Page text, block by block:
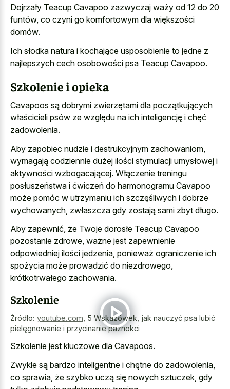
Dojrzały Teacup Cavapoo zazwyczaj waży od 12 do 20
funtów, co czyni go komfortowym dla większości
domów.
Ich słodka natura i kochające usposobienie to jedne z
najlepszych cech osobowości psa Teacup Cavapoo.
Szkolenie i opieka
Cavapoos są dobrymi zwierzętami dla początkujących
właścicieli psów ze względu na ich inteligencję i chęć
zadowolenia.
Aby zapobiec nudzie i destrukcyjnym zachowaniom,
wymagają codziennie dużej ilości stymulacji umysłowej i
aktywności wzbogacającej. Włączenie treningu
posłuszeństwa i ćwiczeń do harmonogramu Cavapoo
może pomóc w utrzymaniu ich szczęśliwych i dobrze
wychowanych, zwłaszcza gdy zostają sami zbyt długo.
Aby zapewnić, że Twoje dorosłe Teacup Cavapoo
pozostanie zdrowe, ważne jest zapewnienie
odpowiedniej ilości jedzenia, ponieważ ograniczenie ich
spożycia może prowadzić do niezdrowego,
krótkotrwałego zachowania.
Szkolenie
Źródło: youtube.com 5 Wskazówek, jak nauczyć psa lubić
pielęgnowanie i przycinanie paznokci
Szkolenie jest kluczowe dla Cavapoos.
Zwykle są bardzo inteligentne i chętne do zadowolenia,
co sprawia, że szybko uczą się nowych sztuczek, gdy